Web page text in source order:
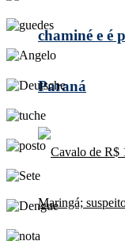
chaminé e é
Paraná